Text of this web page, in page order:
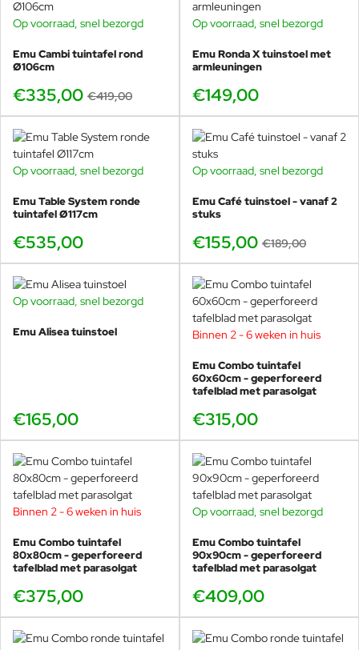
Perfect te combineren met vrijwel alle
De Emu Combo tuintafel 80x80 cm is ontworpen als een
uitgebalanceerde ontwerp combineert deze tafel
moeiteloos met vrijwel alle Emu tuinstoelen, maar ook
met stoelen van andere merken. Hierdoor is deze tafel
professionele omgevingen zoals cafés, restaurants en
Deze tafel met opengewerkt tafelblad past perfect bij de
volgende stoelen met een vergelijkbare gaasstructuur in
de zitting:
Emu Darwin tuinstoel
Emu Alisea tuinstoel
RondaX tuinstoel
Italiaanse kwaliteit en duurzame afwerking
Zoals u mag verwachten van Emu wordt ook de Combo collectie
volledig in Italië geproduceerd. De tafel is gemaakt van staal en
afgewerkt met de bekende
EMU-coating, bestaande uit
kataforese en meerdere beschermende lagen.
weersinvloeden en intensief gebruik, waardoor de Emu
-20%
Op voorraad, snel bezorgd
Emu Cambi tuintafel rond
Ø106cm
€335,00 €419,00
Op voorraad, snel bezorgd
Emu Ronda X tuinstoel met
armleuningen
€149,00
Op voorraad, snel bezorgd
Emu Table System ronde
tuintafel Ø117cm
€535,00
-18%
Op voorraad, snel bezorgd
Emu Café tuinstoel - vanaf 2
stuks
€155,00 €189,00
Op voorraad, snel bezorgd
Emu Alisea tuinstoel
€165,00
Binnen 2 - 6 weken in huis
Emu Combo tuintafel
60x60cm - geperforeerd
tafelblad met parasolgat
€315,00
Binnen 2 - 6 weken in huis
Emu Combo tuintafel
80x80cm - geperforeerd
tafelblad met parasolgat
€375,00
Op voorraad, snel bezorgd
Emu Combo tuintafel
90x90cm - geperforeerd
tafelblad met parasolgat
€409,00